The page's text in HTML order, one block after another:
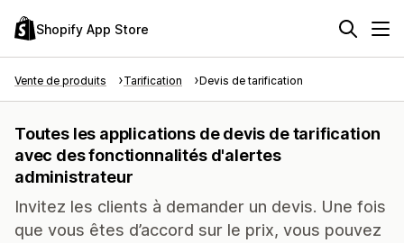
Shopify App Store
Vente de produits Tarification Devis de tarification
Toutes les applications de devis de tarification
avec des fonctionnalités d'alertes
administrateur
Invitez les clients à demander un devis. Une fois
que vous êtes d’accord sur le prix, vous pouvez